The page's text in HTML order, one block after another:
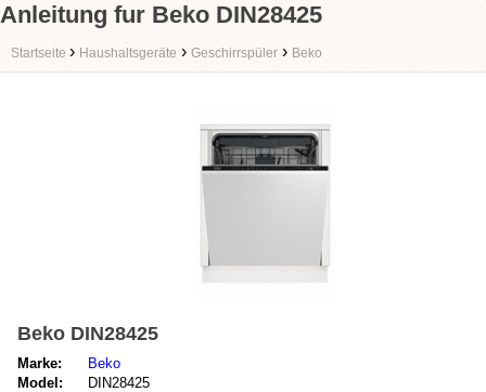
Anleitung fur Beko DIN28425
Startseite › Haushaltsgeräte › Geschirrspüler › Beko
Beko DIN28425
Marke:
Beko
Model:
DIN28425